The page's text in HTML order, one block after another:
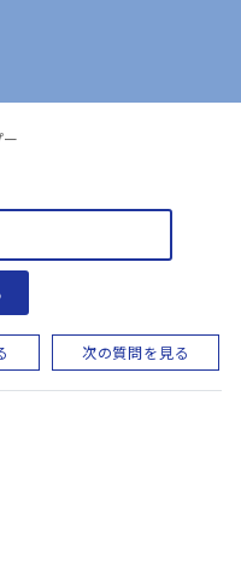
次の質問を見る